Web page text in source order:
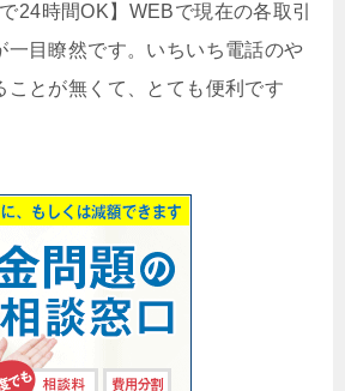
24時間OK】WEBで現在の各取引
一目瞭然です。いちいち電話のや
ことが無くて、とても便利です